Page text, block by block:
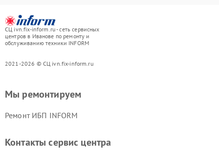
СЦ ivn.fix-inform.ru - сеть сервисных
центров в Иванове по ремонту и
обслуживанию техники INFORM
2021-2026 © СЦ ivn.fix-inform.ru
Мы ремонтируем
Ремонт ИБП INFORM
Контакты сервис центра